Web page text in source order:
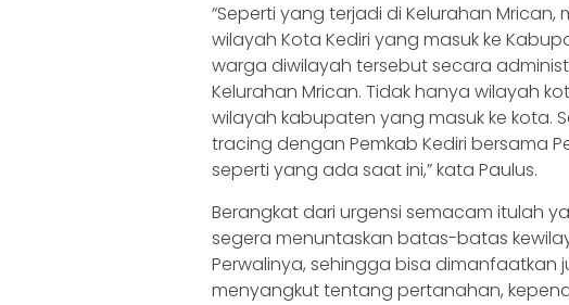
“Seperti yang terjadi di Kelurahan
wilayah Kota Kediri yang masuk ke
warga diwilayah tersebut secara
Kelurahan Mrican. Tidak hanya wilayah
wilayah kabupaten yang masuk ke kota.
tracing dengan Pemkab Kediri bersama
seperti yang ada saat ini,” kata Paulus.
Berangkat dari urgensi semacam itulah
segera menuntaskan batas-batas
Perwalinya, sehingga bisa dimanfaatkan
menyangkut tentang pertanahan,